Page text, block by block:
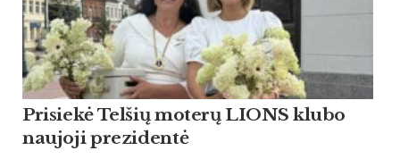
Pri­siekė Tel­šių mo­terų LIONS klu­bo
nau­jo­ji pre­zi­dentė